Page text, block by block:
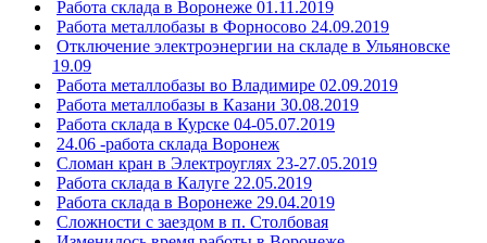
Работа склада в Воронеже 01.11.2019
Работа металлобазы в Форносово 24.09.2019
Отключение электроэнергии на складе в Ульяновске
19.09
Работа металлобазы во Владимире 02.09.2019
Работа металлобазы в Казани 30.08.2019
Работа склада в Курске 04-05.07.2019
24.06 -работа склада Воронеж
Сломан кран в Электроуглях 23-27.05.2019
Работа склада в Калуге 22.05.2019
Работа склада в Воронеже 29.04.2019
Сложности с заездом в п. Столбовая